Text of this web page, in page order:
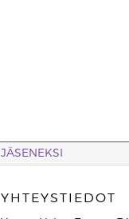
JÄSENEKSI
YHTEYSTIEDOT